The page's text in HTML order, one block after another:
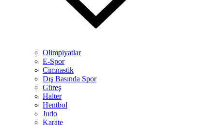
Olimpiyatlar
E-Spor
Cimnastik
Dış Basında Spor
Güreş
Halter
Hentbol
Judo
Karate